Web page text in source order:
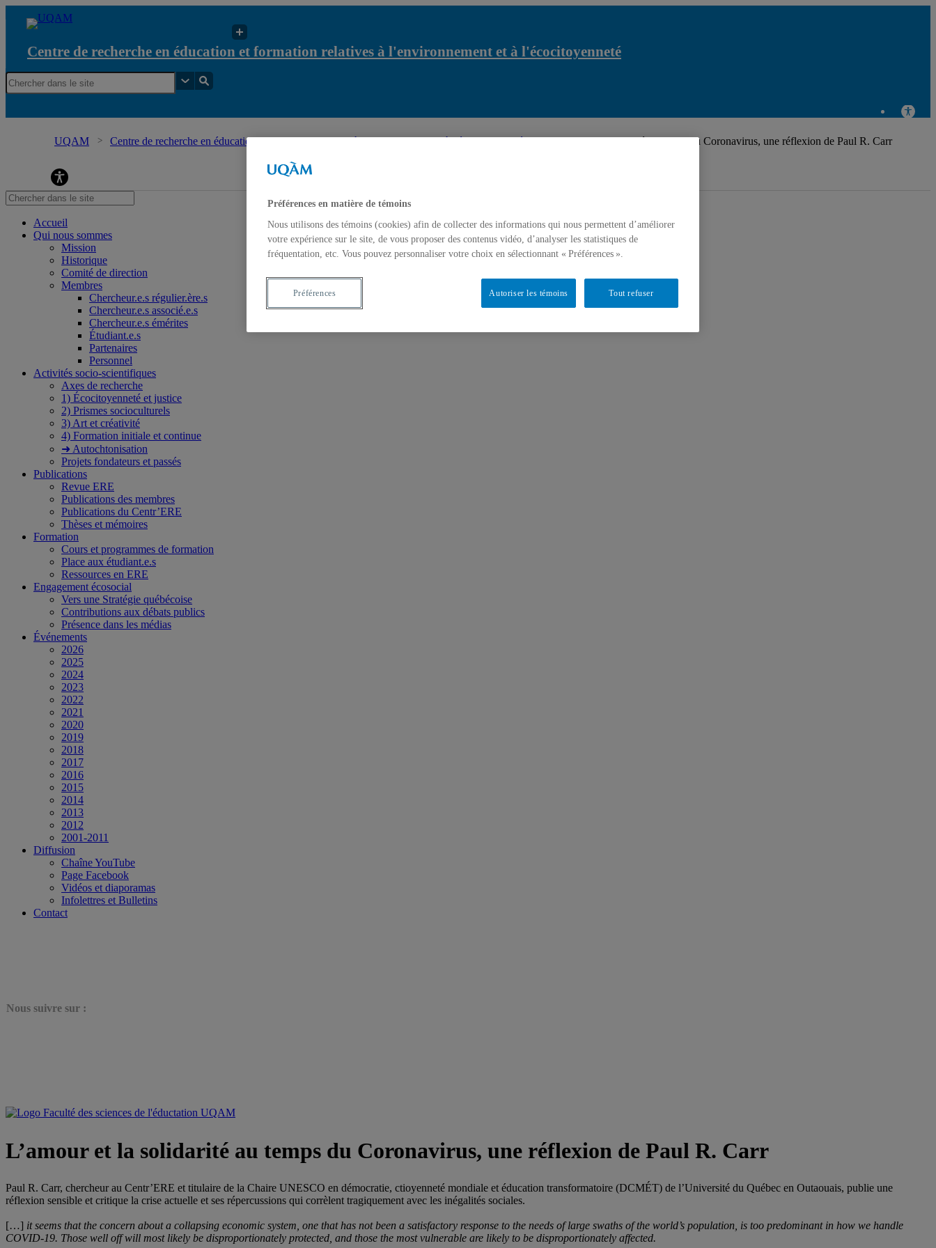
Centre de recherche en éducation et formation relatives à l'environnement et à l'écocitoyenneté
UQAM Centre de recherche en éducation et formation relatives à l'environnement et à l'écocitoyenneté L’amour et la solidarité au temps du Coronavirus, une réflexion de Paul R. Carr
Centre de recherche en éducation et formation relatives à l'environnement et à l'écocitoyenneté
Accueil
Qui nous sommes
Mission
Historique
Comité de direction
Membres
Chercheur.e.s régulier.ère.s
Chercheur.e.s associé.e.s
Chercheur.e.s émérites
Étudiant.e.s
Partenaires
Personnel
Activités socio-scientifiques
Axes de recherche
1) Écocitoyenneté et justice
2) Prismes socioculturels
3) Art et créativité
4) Formation initiale et continue
➜ Autochtonisation
Projets fondateurs et passés
Publications
Revue ERE
Publications des membres
Publications du Centr’ERE
Thèses et mémoires
Formation
Cours et programmes de formation
Place aux étudiant.e.s
Ressources en ERE
Engagement écosocial
Vers une Stratégie québécoise
Contributions aux débats publics
Présence dans les médias
Événements
2026
2025
2024
2023
2022
2021
2020
2019
2018
2017
2016
2015
2014
2013
2012
2001-2011
Diffusion
Chaîne YouTube
Page Facebook
Vidéos et diaporamas
Infolettres et Bulletins
Contact
Nous suivre sur :
L’amour et la solidarité au temps du Coronavirus, une réflexion de Paul R. Carr
Paul R. Carr, chercheur au Centr’ERE et titulaire de la Chaire UNESCO en démocratie, ctioyenneté mondiale et éducation transformatoire (DCMÉT) de l’Université du Québec en Outaouais, publie une
réflexion sensible et critique la crise actuelle et ses répercussions qui corrèlent tragiquement avec les inégalités sociales.
[…] it seems that the concern about a collapsing economic system, one that has not been a satisfactory response to the needs of large swaths of the world’s population, is too predominant in how we handle
COVID-19. Those well off will most likely be disproportionately protected, and those the most vulnerable are likely to be disproportionately affected.
Préférences en matière de témoins
Nous utilisons des témoins (cookies) afin de collecter des informations qui nous permettent d’améliorer
votre expérience sur le site, de vous proposer des contenus vidéo, d’analyser les statistiques de
fréquentation, etc. Vous pouvez personnaliser votre choix en sélectionnant « Préférences ».
Tout refuser
Autoriser les témoins
Préférences